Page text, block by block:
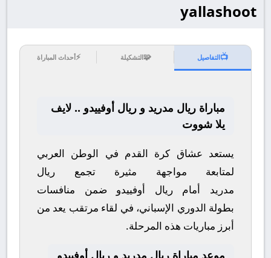
yallashoot
📺التفاصيل 🧩التشكيلة ⚡أحداث المباراة
مباراة ريال مدريد و ريال أوفييدو .. لايف
يلا شووت
يستعد عشاق كرة القدم في الوطن العربي
لمتابعة مواجهة مثيرة تجمع ريال
مدريد أمامريال أوفييدو ضمن منافسات
بطولة الدوري الإسباني، في لقاء مرتقب يعد من
أبرز مباريات هذه المرحلة.
موعد مباراة ريال مدريد و ريال أوفييدو